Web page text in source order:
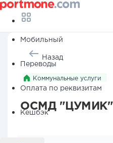
Мобильный
Переводы
Оплата по реквизитам
Кешбэк
Назад
Коммунальные услуги
ОСМД "ЦУМИК"